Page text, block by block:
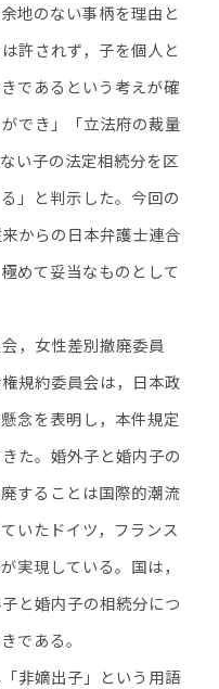
地のない事柄を理由と
許されず，子を個人と
であるという考えが確
でき」「立法府の裁量
い子の法定相続分を区
」と判示した。今回の
からの日本弁護士連合
めて妥当なものとして
，女性差別撤廃委員
規約委員会は，日本政
念を表明し，本件規定
た。婚外子と婚内子の
することは国際的潮流
いたドイツ，フランス
実現している。国は，
と婚内子の相続分につ
である。
非嫡出子」という用語